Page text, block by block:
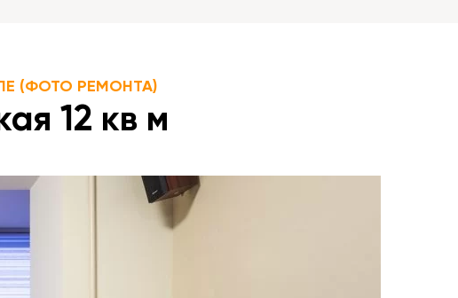
(ФОТО РЕМОНТА)
12 кв м